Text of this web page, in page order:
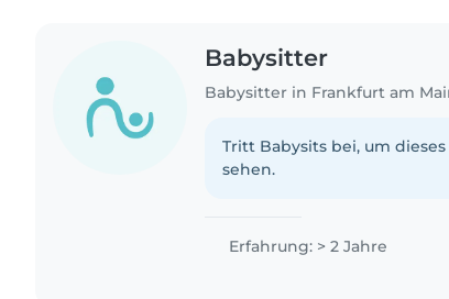
Babysitter
Babysitter in Frankfurt am
Tritt Babysits bei, um
sehen.
Erfahrung: > 2 Jahre